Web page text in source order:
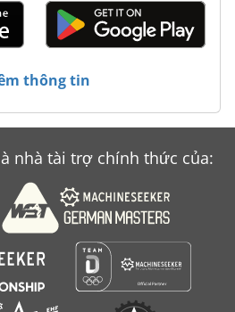
thông tin
nhà tài trợ chính thức của: